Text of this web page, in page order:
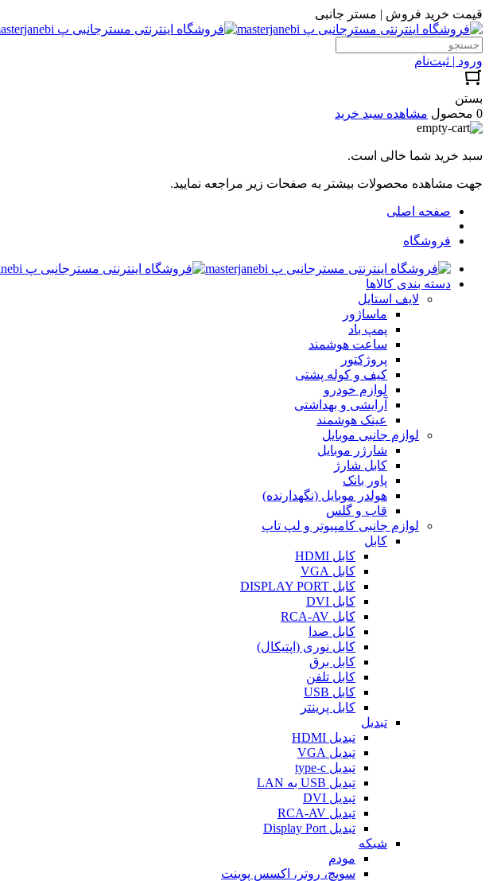
قیمت خرید فروش | مستر جانبی
ورود | ثبت‌نام
بستن
0 محصول
مشاهده سبد خرید
سبد خرید شما خالی است.
جهت مشاهده محصولات بیشتر به صفحات زیر مراجعه نمایید.
صفحه اصلی
فروشگاه
دسته بندی کالاها
لایف استایل
ماساژور
پمپ باد
ساعت هوشمند
پروژکتور
کیف و کوله پشتی
لوازم خودرو
آرایشی و بهداشتی
عینک هوشمند
لوازم جانبی موبایل
شارژر موبایل
کابل شارژ
پاور بانک
هولدر موبایل (نگهدارنده)
قاب و گلس
لوازم جانبی کامپیوتر و لپ تاپ
کابل
کابل HDMI
کابل VGA
کابل DISPLAY PORT
کابل DVI
کابل RCA-AV
کابل صدا
کابل نوری (اپتیکال)
کابل برق
کابل تلفن
کابل USB
کابل پرینتر
تبدیل
تبدیل HDMI
تبدیل VGA
تبدیل type-c
تبدیل USB به LAN
تبدیل DVI
تبدیل RCA-AV
تبدیل Display Port
شبکه
مودم
سویچ، روتر، اکسس پوینت